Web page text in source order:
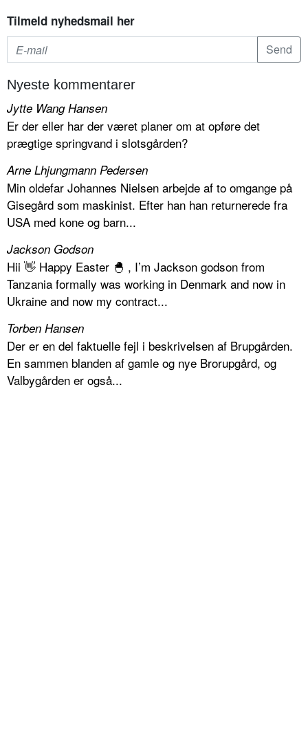
Tilmeld nyhedsmail her
Nyeste kommentarer
Jytte Wang Hansen
Er der eller har der været planer om at opføre det
prægtige springvand i slotsgården?
Arne Lhjungmann Pedersen
Min oldefar Johannes Nielsen arbejde af to omgange på
Gisegård som maskinist. Efter han han returnerede fra
USA med kone og barn...
Jackson Godson
Hii 👋 Happy Easter 🐣 , I’m Jackson godson from
Tanzania formally was working in Denmark and now in
Ukraine and now my contract...
Torben Hansen
Der er en del faktuelle fejl i beskrivelsen af Brupgården.
En sammen blanden af gamle og nye Brorupgård, og
Valbygården er også...